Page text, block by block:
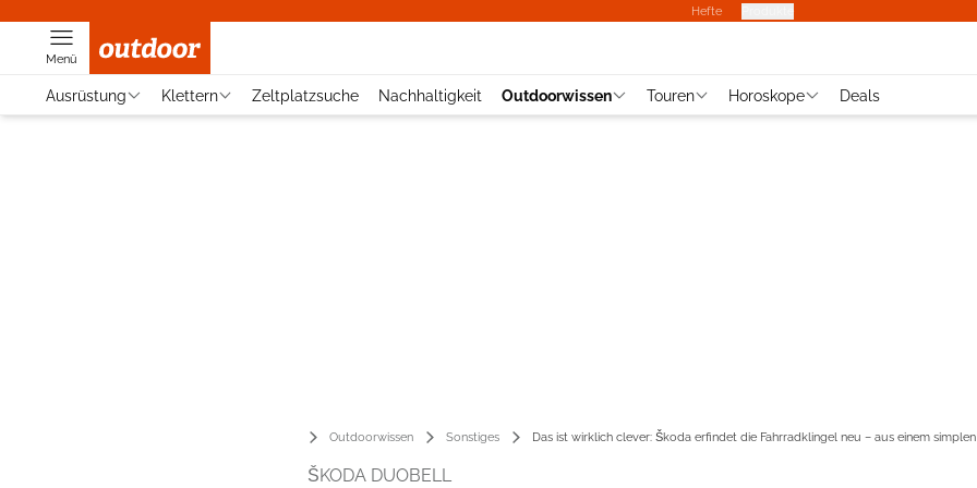
Hefte
Menü
Ausrüstung Klettern Zeltplatzsuche Nachhaltigkeit Outdoorwissen Touren Horoskope Deals
Outdoorwissen Sonstiges Das ist wirklich clever: Škoda erfindet die Fahrradklingel neu – aus einem simplen
ŠKODA DUOBELL